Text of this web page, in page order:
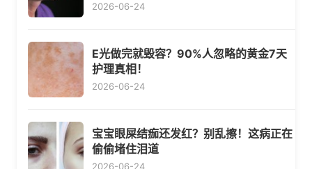
2026-06-24
E光做完就毁容？90%人忽略的黄金7天
护理真相！
2026-06-24
宝宝眼屎结痂还发红？别乱擦！这病正在
偷偷堵住泪道
2026-06-24